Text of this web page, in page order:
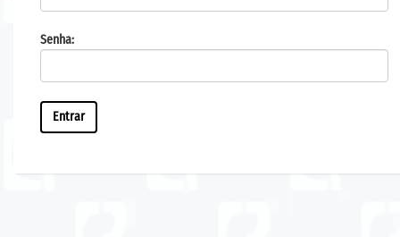
Senha: